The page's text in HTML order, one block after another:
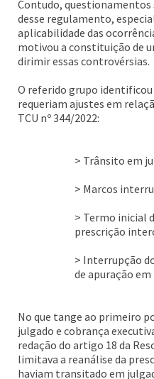
Contudo, questionamentos
desse regulamento,
aplicabilidade das
motivou a constituição de
dirimir essas controvérsias.
O referido grupo
requeriam ajustes em
TCU nº 344/2022:
> Trânsito em
> Marcos
> Termo inicial
prescrição
> Interrupção
de apuração
No que tange ao primeiro
julgado e cobrança
redação do artigo 18 da
limitava a reanálise da
haviam transitado em